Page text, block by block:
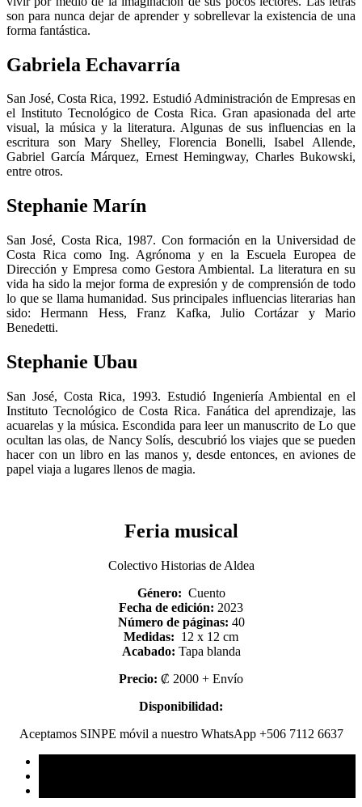
son para nunca dejar de aprender y sobrellevar la existencia de una
forma fantástica.
Gabriela Echavarría
San José, Costa Rica, 1992. Estudió Administración de Empresas en
el Instituto Tecnológico de Costa Rica. Gran apasionada del arte
visual, la música y la literatura. Algunas de sus influencias en la
escritura son Mary Shelley, Florencia Bonelli, Isabel Allende,
Gabriel García Márquez, Ernest Hemingway, Charles Bukowski,
entre otros.
Stephanie Marín
San José, Costa Rica, 1987. Con formación en la Universidad de
Costa Rica como Ing. Agrónoma y en la Escuela Europea de
Dirección y Empresa como Gestora Ambiental. La literatura en su
vida ha sido la mejor forma de expresión y de comprensión de todo
lo que se llama humanidad. Sus principales influencias literarias han
sido: Hermann Hess, Franz Kafka, Julio Cortázar y Mario
Benedetti.
Stephanie Ubau
San José, Costa Rica, 1993. Estudió Ingeniería Ambiental en el
Instituto Tecnológico de Costa Rica. Fanática del aprendizaje, las
acuarelas y la música. Escondida para leer un manuscrito deLo que
ocultan las olas, de Nancy Solís, descubrió los viajes que se pueden
hacer con un libro en las manos y, desde entonces, en aviones de
papel viaja a lugares llenos de magia.
Feria musical
Colectivo Historias de Aldea
Género: Cuento
Fecha de edición: 2023
Número de páginas: 40
Medidas: 12 x 12 cm
Acabado: Tapa blanda
Precio: ₡ 2000 + Envío
Disponibilidad:
Aceptamos SINPE móvil a nuestro WhatsApp +506 7112 6637